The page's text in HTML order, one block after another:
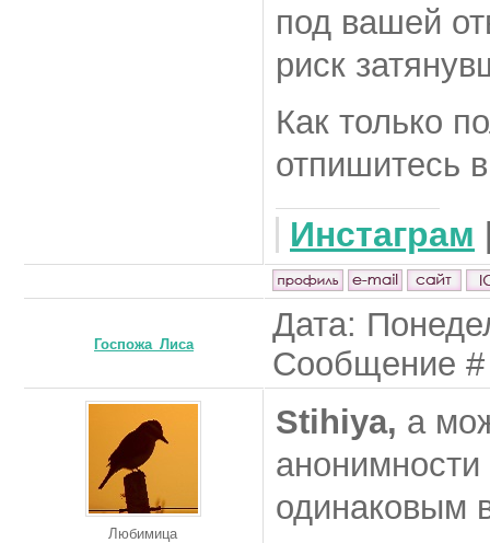
под вашей
риск
Как только
отпишитесь
Инстаграм
Госпожа_Лиса
Дата:
Сообщение
Любимица
Stihiya, а